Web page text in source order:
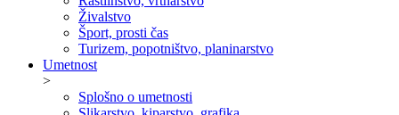
Živalstvo
Šport, prosti čas
Turizem, popotništvo, planinarstvo
Umetnost
>
Splošno o umetnosti